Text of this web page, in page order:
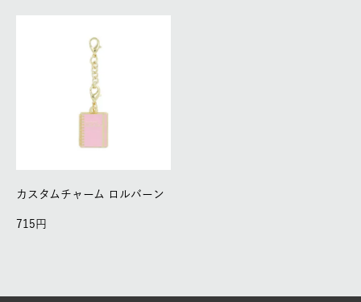
カスタムチャーム ロルバーン
715